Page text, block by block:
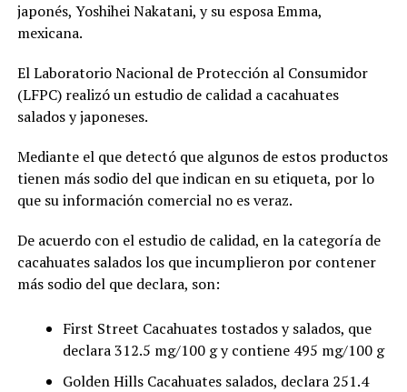
japonés, Yoshihei Nakatani, y su esposa Emma,
mexicana.
El Laboratorio Nacional de Protección al Consumidor
(LFPC) realizó un estudio de calidad a cacahuates
salados y japoneses.
Mediante el que detectó que algunos de estos productos
tienen más sodio del que indican en su etiqueta, por lo
que su información comercial no es veraz.
De acuerdo con el estudio de calidad, en la categoría de
cacahuates salados los que incumplieron por contener
más sodio del que declara, son:
First Street Cacahuates tostados y salados, que
declara 312.5 mg/100 g y contiene 495 mg/100 g
Golden Hills Cacahuates salados, declara 251.4